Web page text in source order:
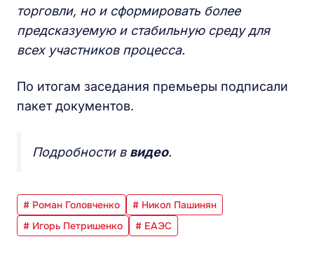
торговли, но и сформировать более
предсказуемую и стабильную среду для
всех участников процесса.
По итогам заседания премьеры подписали
пакет документов.
Подробности в видео.
# Роман Головченко
# Никол Пашинян
# Игорь Петришенко
# ЕАЭС